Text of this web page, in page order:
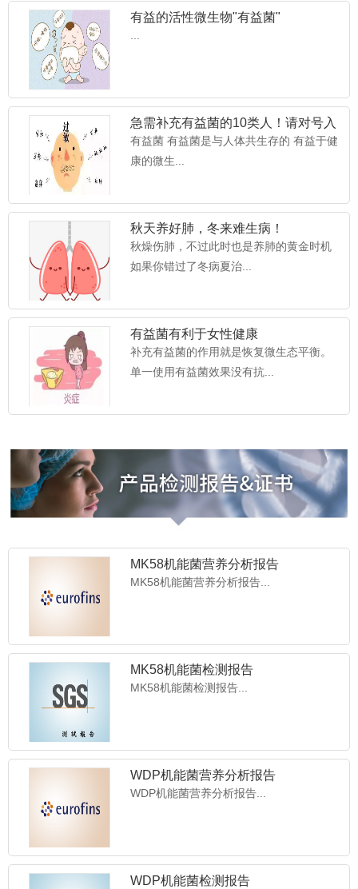
有益的活性微生物"有益菌"
...
急需补充有益菌的10类人！请对号入
座~
有益菌 有益菌是与人体共生存的 有益于健
康的微生...
秋天养好肺，冬来难生病！
秋燥伤肺，不过此时也是养肺的黄金时机
如果你错过了冬病夏治...
有益菌有利于女性健康
补充有益菌的作用就是恢复微生态平衡。
单一使用有益菌效果没有抗...
MK58机能菌营养分析报告
MK58机能菌营养分析报告...
MK58机能菌检测报告
MK58机能菌检测报告...
WDP机能菌营养分析报告
WDP机能菌营养分析报告...
WDP机能菌检测报告